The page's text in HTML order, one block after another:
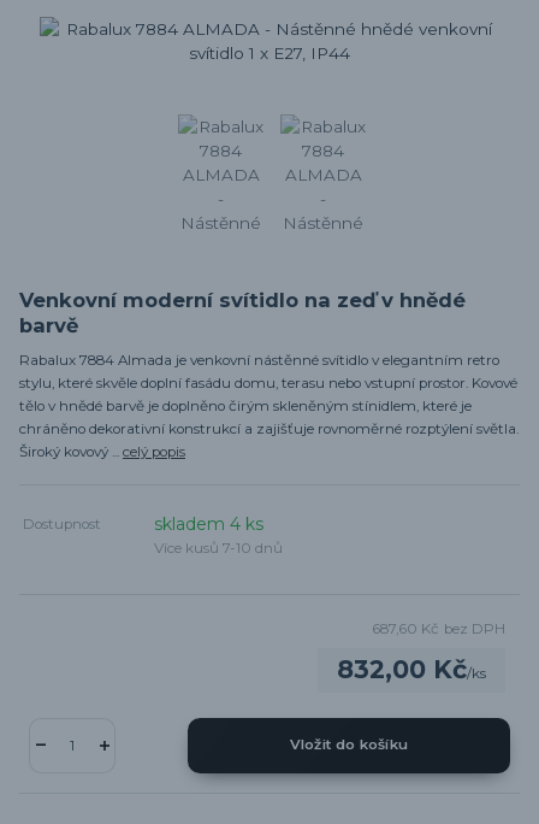
Venkovní moderní svítidlo na zeď v hnědé
barvě
Rabalux 7884 Almada je venkovní nástěnné svítidlo v elegantním retro
stylu, které skvěle doplní fasádu domu, terasu nebo vstupní prostor. Kovové
tělo v hnědé barvě je doplněno čirým skleněným stínidlem, které je
chráněno dekorativní konstrukcí a zajišťuje rovnoměrné rozptýlení světla.
Široký kovový ... celý popis
Dostupnost skladem 4 ks
Více kusů 7-10 dnů
832,00 Kč/ks
687,60 Kč bez DPH
Vložit do košíku